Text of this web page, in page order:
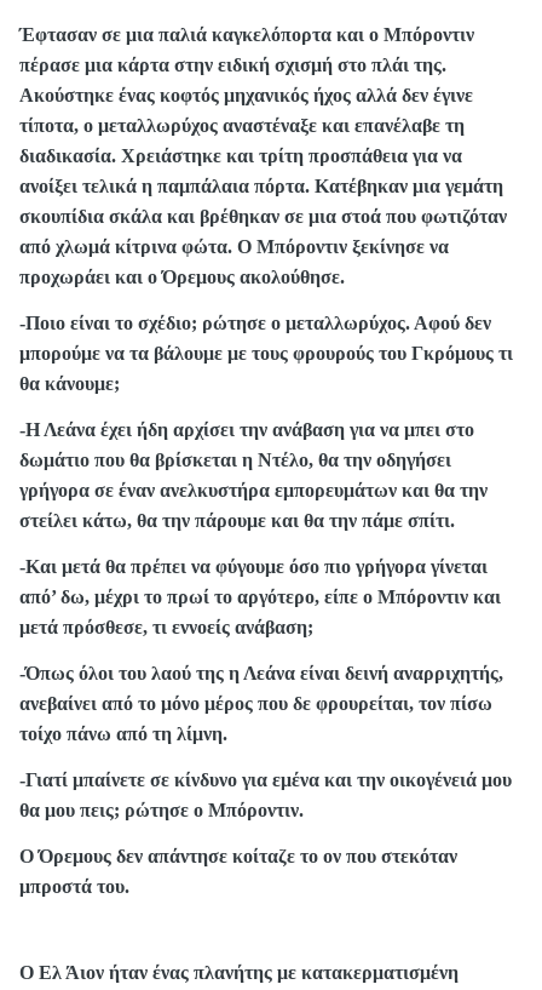
Έφτασαν σε μια παλιά καγκελόπορτα και ο Μπόροντιν
πέρασε μια κάρτα στην ειδική σχισμή στο πλάι της.
Ακούστηκε ένας κοφτός μηχανικός ήχος αλλά δεν έγινε
τίποτα, ο μεταλλωρύχος αναστέναξε και επανέλαβε τη
διαδικασία. Χρειάστηκε και τρίτη προσπάθεια για να
ανοίξει τελικά η παμπάλαια πόρτα. Κατέβηκαν μια γεμάτη
σκουπίδια σκάλα και βρέθηκαν σε μια στοά που φωτιζόταν
από χλωμά κίτρινα φώτα. Ο Μπόροντιν ξεκίνησε να
προχωράει και ο Όρεμους ακολούθησε.
-Ποιο είναι το σχέδιο; ρώτησε ο μεταλλωρύχος. Αφού δεν
μπορούμε να τα βάλουμε με τους φρουρούς του Γκρόμους τι
θα κάνουμε;
-Η Λεάνα έχει ήδη αρχίσει την ανάβαση για να μπει στο
δωμάτιο που θα βρίσκεται η Ντέλο, θα την οδηγήσει
γρήγορα σε έναν ανελκυστήρα εμπορευμάτων και θα την
στείλει κάτω, θα την πάρουμε και θα την πάμε σπίτι.
-Και μετά θα πρέπει να φύγουμε όσο πιο γρήγορα γίνεται
από’ δω, μέχρι το πρωί το αργότερο, είπε ο Μπόροντιν και
μετά πρόσθεσε, τι εννοείς ανάβαση;
-Όπως όλοι του λαού της η Λεάνα είναι δεινή αναρριχητής,
ανεβαίνει από το μόνο μέρος που δε φρουρείται, τον πίσω
τοίχο πάνω από τη λίμνη.
-Γιατί μπαίνετε σε κίνδυνο για εμένα και την οικογένειά μου
θα μου πεις; ρώτησε ο Μπόροντιν.
Ο Όρεμους δεν απάντησε κοίταζε το ον που στεκόταν
μπροστά του.
Ο Ελ Άιον ήταν ένας πλανήτης με κατακερματισμένη